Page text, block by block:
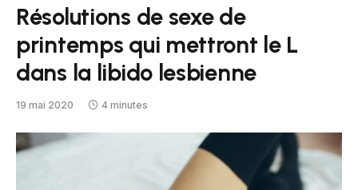
Résolutions de sexe de
printemps qui mettront le L
dans la libido lesbienne
19 mai 2020 4 minutes